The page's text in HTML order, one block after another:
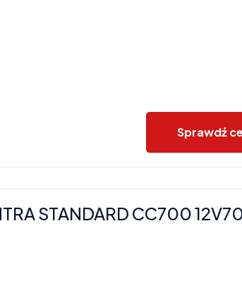
Sprawdź
STANDARD CC700